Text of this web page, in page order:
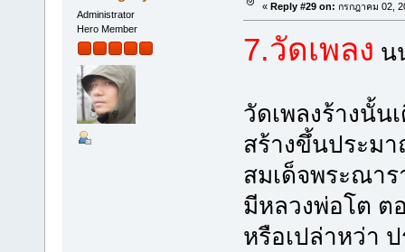
Administrator
Hero Member
« Reply #29 on: กรกฎาคม 02,
7.วัดเพลง น
วัดเพลงร้างนั้น
สร้างขึ้นประม
สมเด็จพระณา
มีหลวงพ่อโต ต
หรือเปล่าหว่า